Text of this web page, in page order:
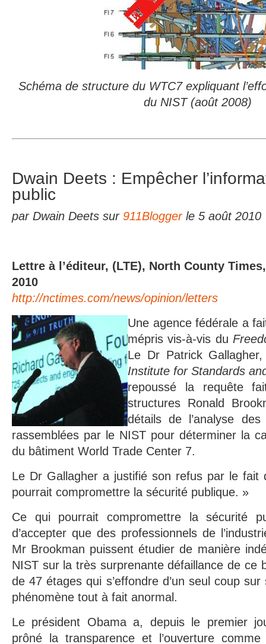
Schéma de structure du WTC7 expliquant
du NIST (août 2008)
Dwain Deets : Empêcher
public
par Dwain Deets sur 911Bloggerle 5 août 2010
Lettre à l’éditeur, (LTE), North County
2010
http://nctimes.com/news/opinion/letters
Une agence fédérale a
mépris vis-à-vis du
Le Dr Patrick
Institute for Standards
repoussé la requête
structures Ronald
détails de l’analyse
rassemblées par le NIST pour déterminer la
du bâtiment World Trade Center 7.
Le Dr Gallagher a justifié son refus par le
pourrait compromettre la sécurité publique. »
Ce qui pourrait compromettre la sécurité
d’accepter que des professionnels de
Mr Brookman puissent étudier de manière
NIST sur la très surprenante défaillance de ce
de 47 étages qui s’effondre d’un seul coup
phénomène tout à fait anormal.
Le président Obama a, depuis le premier
prôné la transparence et l’ouverture